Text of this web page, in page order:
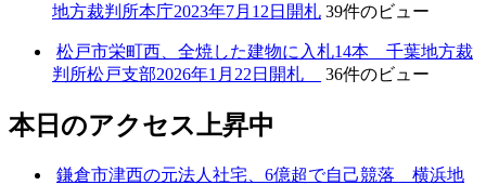
地方裁判所本庁2023年7月12日開札 39件のビュー
松戸市栄町西、全焼した建物に入札14本 千葉地方裁
判所松戸支部2026年1月22日開札
36件のビュー
本日のアクセス上昇中
鎌倉市津西の元法人社宅、6億超で自己競落 横浜地